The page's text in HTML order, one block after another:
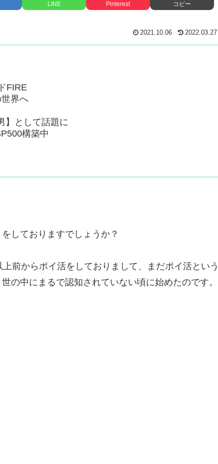
LINE Pinterest コピー
2021.10.06 2022.03.27
FIRE
界へ
】として話題に
構築中
しておりますでしょうか？
前からポイ活をしておりまして、まだポイ活という
の中にまるで認知されていない頃に始めたのです。